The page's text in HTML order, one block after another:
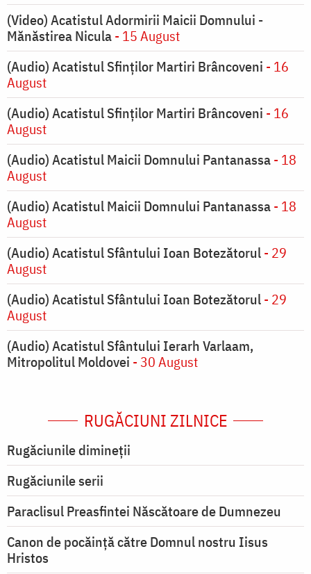
(Video) Acatistul Adormirii Maicii Domnului -
Mănăstirea Nicula- 15 August
(Audio) Acatistul Sfinților Martiri Brâncoveni - 16
August
(Audio) Acatistul Sfinților Martiri Brâncoveni - 16
August
(Audio) Acatistul Maicii Domnului Pantanassa- 18
August
(Audio) Acatistul Maicii Domnului Pantanassa- 18
August
(Audio) Acatistul Sfântului Ioan Botezătorul- 29
August
(Audio) Acatistul Sfântului Ioan Botezătorul- 29
August
(Audio) Acatistul Sfântului Ierarh Varlaam,
Mitropolitul Moldovei - 30 August
RUGĂCIUNI ZILNICE
Rugăciunile dimineții
Rugăciunile serii
Paraclisul Preasfintei Născătoare de Dumnezeu
Canon de pocăință către Domnul nostru Iisus
Hristos